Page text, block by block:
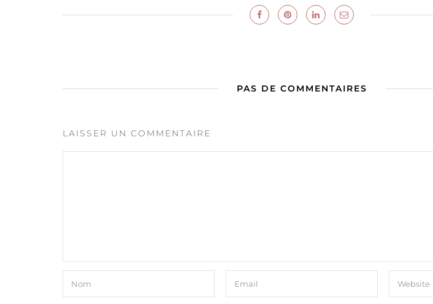
PAS DE COMMENTAIRES
LAISSER UN COMMENTAIRE